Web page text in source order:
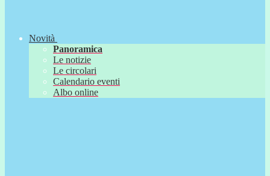
Novità
Panoramica
Le notizie
Le circolari
Calendario eventi
Albo online